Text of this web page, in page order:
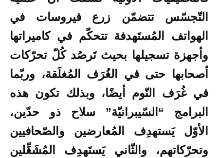
التّجسّس تتضمّن زرع فيروسات في
الهواتف المُستَهدفة تتحكّم في كاميراتها
وأجهزة تسجيلها بحيث تَرصُد كُلّ تحرّكات
أصحابها حتى في الغُرَف المُغلَقة، وربّما
في غُرَف النّوم أيضًا، وبذلك تكون هذه
البرامج “السّيبرانيّة” سلاح ذو حدّين،
الأوّل يَستهدِف المُعارضين والصّحافيين
وتحرّكاتهم، والثّاني يَستَهدِف المُشَغِّلين